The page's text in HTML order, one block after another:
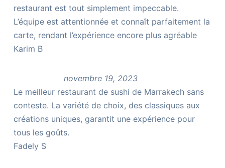
restaurant est tout simplement impeccable.
L’équipe est attentionnée et connaît parfaitement la
carte, rendant l’expérience encore plus agréable
Karim B
novembre 19, 2023
Le meilleur restaurant de sushi de Marrakech sans
conteste. La variété de choix, des classiques aux
créations uniques, garantit une expérience pour
tous les goûts.
Fadely S